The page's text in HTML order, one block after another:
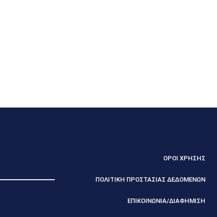
ΟΡΟΙ ΧΡΗΣΗΣ
ΠΟΛΙΤΙΚΗ ΠΡΟΣΤΑΣΙΑΣ ΔΕΔΟΜΕΝΩΝ
ΕΠΙΚΟΙΝΩΝΙΑ/ΔΙΑΦΗΜΙΣΗ